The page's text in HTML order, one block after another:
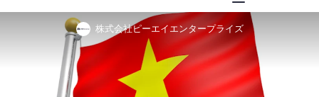
株式会社ピーエイエンタープライズ